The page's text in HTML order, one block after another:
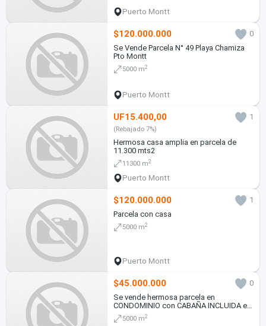
Puerto Montt
$120.000.000
0
Se Vende Parcela N° 49 Playa Chamiza
Pto Montt
5000 m2
Puerto Montt
UF15.400,00 1
(Rebajado 7%)
Hermosa casa amplia en parcela de
11.300 mts2
11300 m2
Puerto Montt
$120.000.000
1
Parcela con casa
5000 m2
Puerto Montt
$45.000.000
0
Se vende hermosa parcela en
CONDOMINIO con CABAÑA INCLUIDA en
Puerto Montt
5000 m2